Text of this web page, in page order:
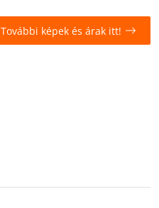
További képek és árak itt!